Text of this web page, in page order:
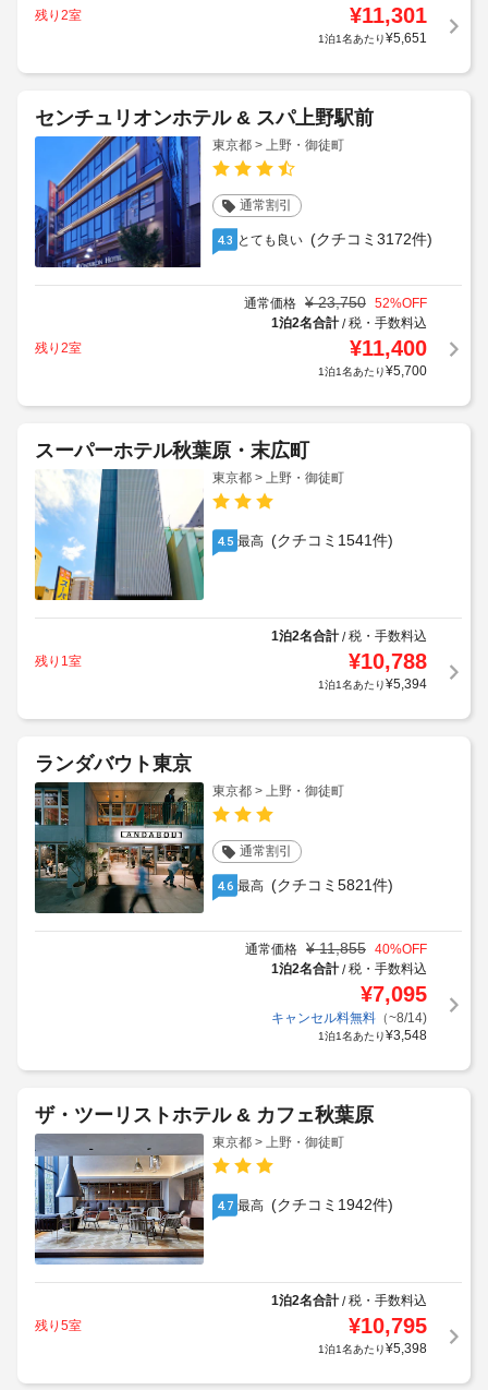
残り2室
¥11,301
1泊1名あたり¥5,651
センチュリオンホテル & スパ上野駅前
東京都 > 上野・御徒町
通常割引
4.3 とても良い (クチコミ3172件)
通常価格 ¥ 23,750 52%OFF
1泊2名合計/税・手数料込
残り2室
¥11,400
1泊1名あたり¥5,700
スーパーホテル秋葉原・末広町
東京都 > 上野・御徒町
4.5 最高 (クチコミ1541件)
1泊2名合計/税・手数料込
残り1室
¥10,788
1泊1名あたり¥5,394
ランダバウト東京
東京都 > 上野・御徒町
通常割引
4.6 最高 (クチコミ5821件)
通常価格 ¥ 11,855 40%OFF
1泊2名合計/税・手数料込
¥7,095
キャンセル料無料（~8/14)
1泊1名あたり¥3,548
ザ・ツーリストホテル & カフェ秋葉原
東京都 > 上野・御徒町
4.7 最高 (クチコミ1942件)
1泊2名合計/税・手数料込
残り5室
¥10,795
1泊1名あたり¥5,398